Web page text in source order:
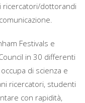
ricercatori/dottorandi
Festivals e
in 30 differenti
di scienza e
ricercatori, studenti
con rapidità,